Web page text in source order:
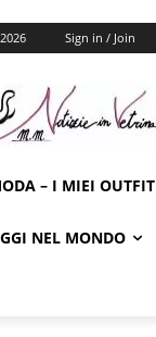
Sign in / Join
– I MIEI OUTFIT
NEL MONDO